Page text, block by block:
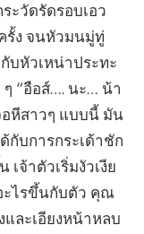
ะวัดรัดรอบเอว
รั้ง จนหัวมนมู่ทู่
บหัวเหน่าประทะ
“อือส์…. นะ… น้า
อหีสาวๆ แบบนี้ มัน
กับการกระเด้าชัก
เจ้าตัวเริ่มงัวเงีย
ะไรขึ้นกับตัว คุณ
ละเอียงหน้าหลบ